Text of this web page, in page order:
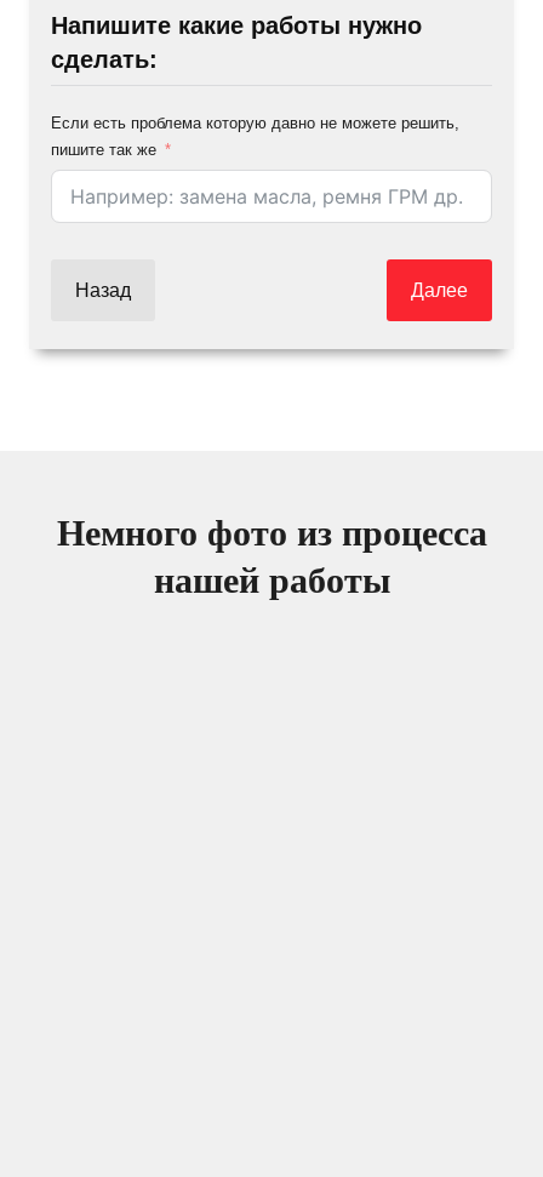
Напишите какие работы нужно
сделать:
Если есть проблема которую давно не можете решить,
пишите так же
Назад Далее
Немного фото из процесса
нашей работы